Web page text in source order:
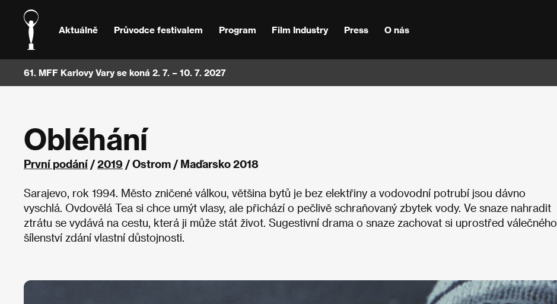
Aktuálně Průvodce festivalem Program Film Industry Press O nás
61. MFF Karlovy Vary se koná 2. 7. – 10. 7. 2027
Obléhání
První podání/2019 / Ostrom / Maďarsko 2018
Sarajevo, rok 1994. Město zničené válkou, většina bytů je bez elektřiny a vodovodní potrubí jsou dávno
vyschlá. Ovdovělá Tea si chce umýt vlasy, ale přichází o pečlivě schraňovaný zbytek vody. Ve snaze nahradit
ztrátu se vydává na cestu, která ji může stát život. Sugestivní drama o snaze zachovat si uprostřed válečného
šílenství zdání vlastní důstojnosti.